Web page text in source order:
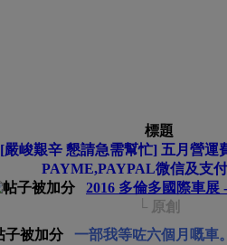
標題
[嚴峻艱辛 懇請急需幫忙] 五月營運
PAYME,PAYPAL微信及支
2016 多倫多國際車展
└ 原創
一部我等咗六個月嘅車